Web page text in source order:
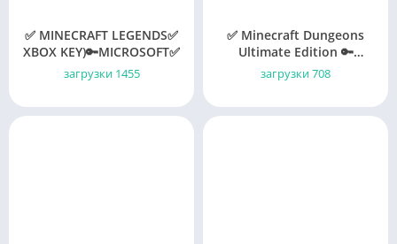
✅ MINECRAFT LEGENDS✅
XBOX KEY)🔑MICROSOFT✅
загрузки 1455
✅ Minecraft Dungeons
Ultimate Edition 🔑
Windows (PC) ВЕСЬ МИР
(глобал)
загрузки 708